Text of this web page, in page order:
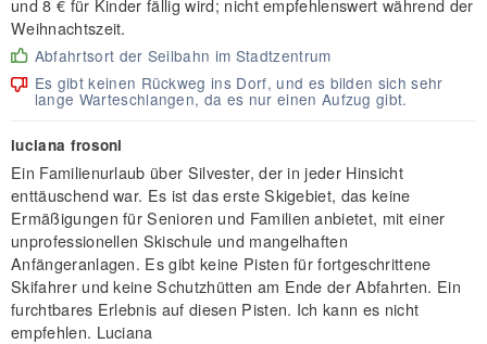
und 8 € für Kinder fällig wird; nicht empfehlenswert während der
Weihnachtszeit.
Abfahrtsort der Seilbahn im Stadtzentrum
Es gibt keinen Rückweg ins Dorf, und es bilden sich sehr
lange Warteschlangen, da es nur einen Aufzug gibt.
luciana frosoni
Ein Familienurlaub über Silvester, der in jeder Hinsicht
enttäuschend war. Es ist das erste Skigebiet, das keine
Ermäßigungen für Senioren und Familien anbietet, mit einer
unprofessionellen Skischule und mangelhaften
Anfängeranlagen. Es gibt keine Pisten für fortgeschrittene
Skifahrer und keine Schutzhütten am Ende der Abfahrten. Ein
furchtbares Erlebnis auf diesen Pisten. Ich kann es nicht
empfehlen. Luciana